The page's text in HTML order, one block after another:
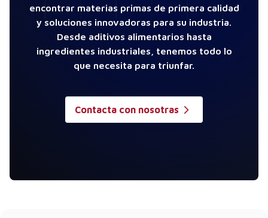
encontrar materias primas de primera calidad
y soluciones innovadoras para su industria.
Desde aditivos alimentarios hasta
ingredientes industriales, tenemos todo lo
que necesita para triunfar.
Contacta con nosotras